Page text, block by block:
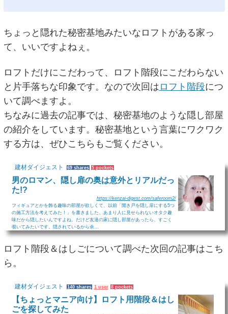
ちょっと隠れた秘密基地みたいなロフトがある家っ
て、いいですよねぇ。
ロフトだけにこだわって、ロフト階段にこだわらない
と片手落ちな印象です。なので次回は ロフト階段につ
いて調べますよ。
ちなみに過去の記事では、秘密基地のような隠し部屋
の紹介をしています。秘密基地という言葉にワクワク
する方は、ぜひこちらもご覧ください。
建材ダイジェスト 69 shares 5 pockets
男のロマン、隠し扉の奥は意外とリアルだっ
た!?
https://kenzai-digest.com/saferoom2/
フィギュアとかを飾る趣味の部屋が欲しくて、以前「開き戸を隠し扉にする5つ
の施工方法を考えてみた！」を書きました。あまり人に見せられないオタク趣
味だから隠したいんですよね。だけど友達の家に隠し部屋があったら、すごく
覗いてみたいです。隠されているから余...
ロフト階段＆はしごについて調べた次回の記事はこち
ら。
建材ダイジェスト 140 shares 1 user 8 pockets
【ちょっとマニア向け】ロフト用階段＆はし
ごを探してみた